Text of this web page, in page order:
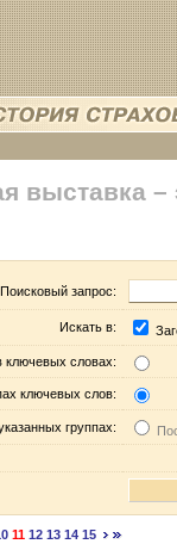
выставка –
Поисковый запрос:
Искать в:
ключевых словах:
ключевых слов:
группах:
11 12 13 14 15